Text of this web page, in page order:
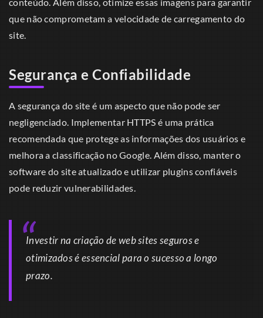
que não comprometam a velocidade de carregamento do
site.
Segurança e Confiabilidade
A segurança do site é um aspecto que não pode ser
negligenciado. Implementar HTTPS é uma prática
recomendada que protege as informações dos usuários e
melhora a classificação no Google. Além disso, manter o
software do site atualizado e utilizar plugins confiáveis
pode reduzir vulnerabilidades.
Investir na criação de web sites seguros e
otimizados é essencial para o sucesso a longo
prazo.